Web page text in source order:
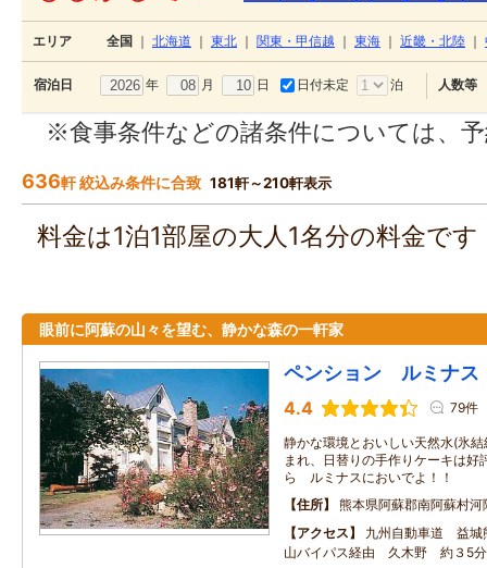
エリア 全国 北海道 東北 関東・甲信越 東海 近畿・北陸
宿泊日 年 月 日 日付未定 泊 人数等
※食事条件などの諸条件については、
636軒 絞込み条件に合致 181軒～210軒表示
料金は1泊1部屋の大人1名分の料金で
眼前に阿蘇の山々を望む、静かな森の一軒家
ペンション ルミナス
4.4 79件
静かな環境とおいしい天然水(氷
まれ、日替りの手作りケーキは好
ら ルミナスにおいでよ！！
住所
熊本県阿蘇郡南阿蘇村
アクセス
九州自動車道 益城
山バイパス経由 久木野 約３5分